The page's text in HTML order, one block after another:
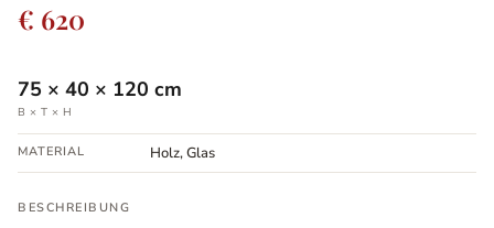
€ 620
75 × 40 × 120 cm
B × T × H
MATERIAL Holz, Glas
BESCHREIBUNG